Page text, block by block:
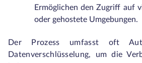
Ermöglichen den Zugriff auf
oder gehostete Umgebungen.
Der Prozess umfasst oft
Datenverschlüsselung, um die